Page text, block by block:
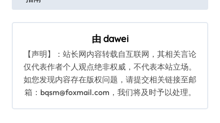
导
航
由 dawei
【声明】：站长网内容转载自互联网，其相关言论
仅代表作者个人观点绝非权威，不代表本站立场。
如您发现内容存在版权问题，请提交相关链接至邮
箱：bqsm@foxmail.com，我们将及时予以处理。